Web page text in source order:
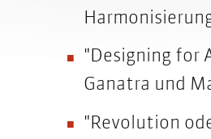
"Designing for
Ganatra und
"Revolution